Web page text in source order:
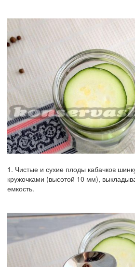
1. Чистые и сухие плоды кабачков
кружочками (высотой 10 мм),
емкость.